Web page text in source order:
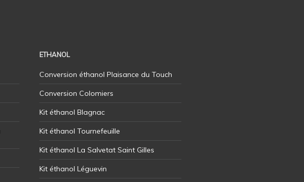
ETHANOL
Conversion éthanol Plaisance du Touch
Conversion Colomiers
Kit éthanol Blagnac
Kit éthanol Tournefeuille
Kit éthanol La Salvetat Saint Gilles
Kit éthanol Léguevin